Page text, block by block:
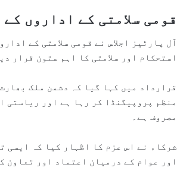
قومی سلامتی کے اداروں
آل پارٹیز اجلاس نے قومی سلامتی کے
استحکام اور سلامتی کا اہم ستون قرار
قرارداد میں کہا گیا کہ دشمن ملک
منظم پروپیگنڈا کر رہا ہے اور ریاستی
مصروف ہے۔
شرکاء نے اس عزم کا اظہار کیا کہ ایسی
اور عوام کے درمیان اعتماد اور تعاون